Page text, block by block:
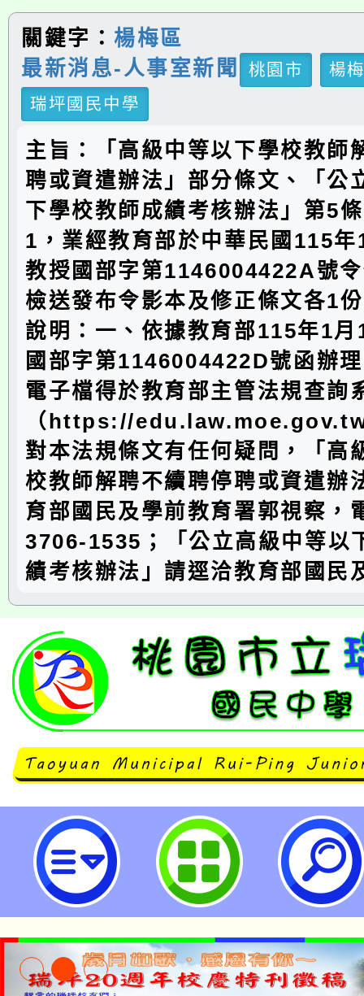
關鍵字： 楊梅區
最新消息-人事室新聞
桃園市
楊
瑞坪國民中學
主旨：「高級中等以下學校教師
聘或資遣辦法」部分條文、「公
下學校教師成績考核辦法」第5
1，業經教育部於中華民國115
教授國部字第1146004422A號
檢送發布令影本及修正條文各1
說明：一、依據教育部115年1
國部字第1146004422D號函辦
電子檔得於教育部主管法規查詢
（https://
對本法規條文有任何疑問，「高
校教師解聘不續聘停聘或資遣辦
育部國民及學前教育署郭視察，
3706-1535；「公立高級中等以
績考核辦法」請逕洽教育部國民
轉知「高級中等以下學校教師解聘
遣辦法」部分條文、「公立高級中
成績考核辦法」第5條、第6條之1
中華民國115年1月12日以臺教授
1146004422A號令修正發布-桃園
學